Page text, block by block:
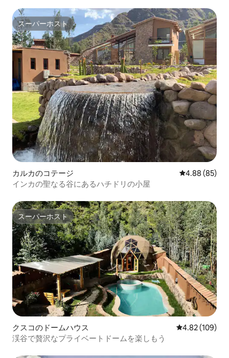
スーパーホスト
スーパーホスト
カルカのコテージ レビュー85
4.88 (85)
インカの聖なる谷にあるハチドリの小屋
スーパーホスト
スーパーホスト
クスコのドームハウス レビュー109
4.82 (109)
渓谷で贅沢なプライベートドームを楽しもう